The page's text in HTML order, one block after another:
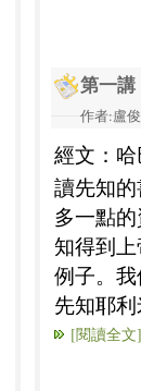
第一講
作者:盧
經文：
讀先知
多一點
知得到
例子。
先知耶
[閱讀全文]